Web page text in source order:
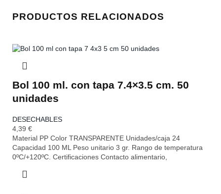
PRODUCTOS RELACIONADOS
Bol 100 ml. con tapa 7.4×3.5 cm. 50
unidades
DESECHABLES
4,39 €
Material PP Color TRANSPARENTE Unidades/caja 24
Capacidad 100 ML Peso unitario 3 gr. Rango de temperatura
0ºC/+120ºC. Certificaciones Contacto alimentario,